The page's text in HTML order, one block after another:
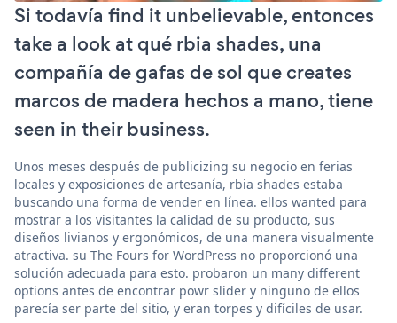
Si todavía find it unbelievable, entonces
take a look at qué rbia shades, una
compañía de gafas de sol que creates
marcos de madera hechos a mano, tiene
seen in their business.
Unos meses después de publicizing su negocio en ferias
locales y exposiciones de artesanía, rbia shades estaba
buscando una forma de vender en línea. ellos wanted para
mostrar a los visitantes la calidad de su producto, sus
diseños livianos y ergonómicos, de una manera visualmente
atractiva. su The Fours for WordPress no proporcionó una
solución adecuada para esto. probaron un many different
options antes de encontrar powr slider y ninguno de ellos
parecía ser parte del sitio, y eran torpes y difíciles de usar.